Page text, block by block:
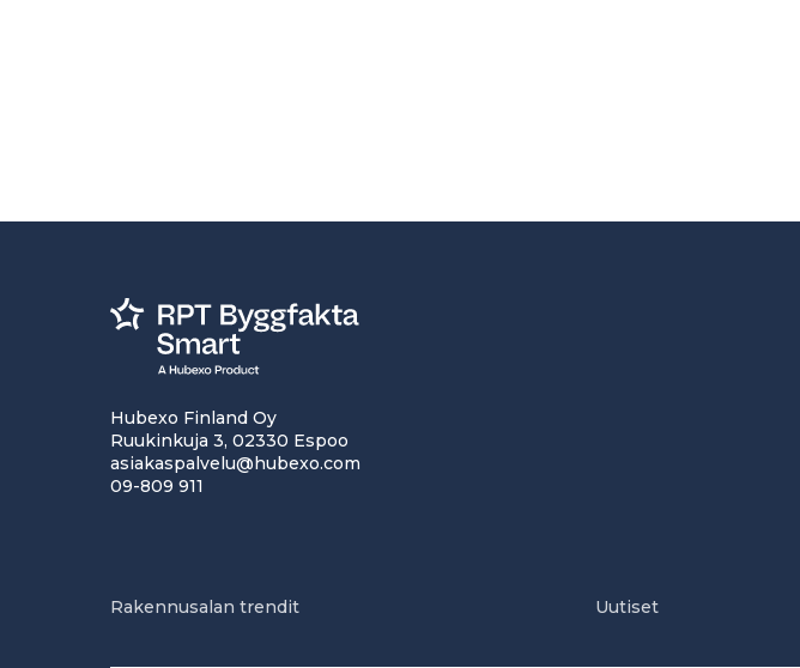
Hubexo Finland Oy
Ruukinkuja 3, 02330 Espoo
asiakaspalvelu@hubexo.com
09-809 911
Rakennusalan trendit Uutiset